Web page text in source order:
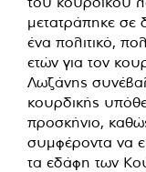
μετατράπηκε σε
ένα πολιτικό,
ετών για τον
Λωζάνης
κουρδικής
προσκήνιο,
συμφέροντα να
τα εδάφη των